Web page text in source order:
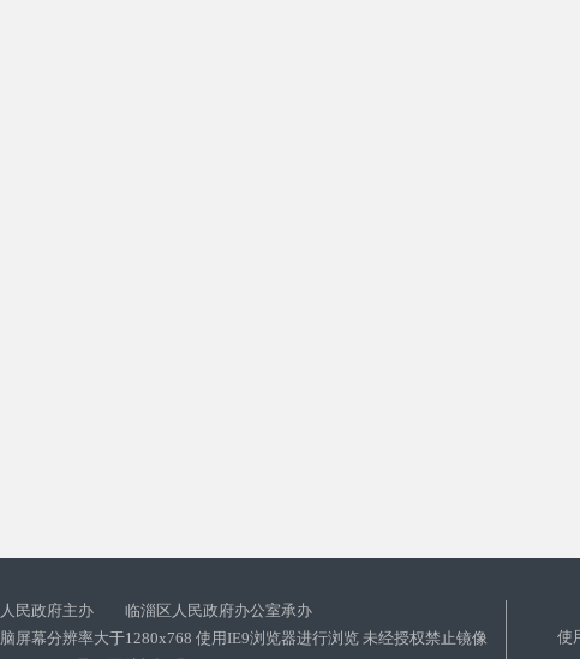
人民政府主办 临淄区人民政府办公室承办
屏幕分辨率大于1280x768 使用IE9浏览器进行浏览 未经授权禁止镜像
使